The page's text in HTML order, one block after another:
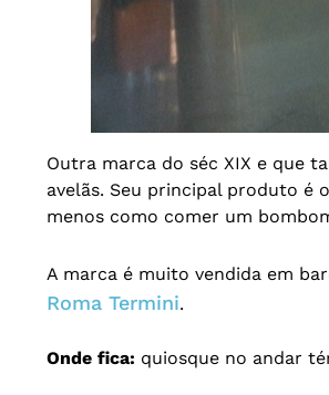
Outra marca do séc XIX e que
avelãs. Seu principal produto é o
menos como comer um
A marca é muito vendida em
Roma Termini.
Onde fica: quiosque no andar